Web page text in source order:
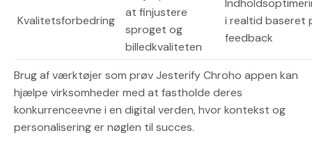
Kvalitetsforbedring
at finjustere
sproget og
billedkvaliteten
i realtid baseret
feedback
Brug af værktøjer som prøv Jesterify Chroho appen kan
hjælpe virksomheder med at fastholde deres
konkurrenceevne i en digital verden, hvor kontekst og
personalisering er nøglen til succes.